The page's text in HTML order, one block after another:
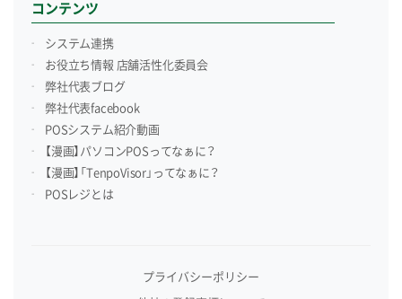
コンテンツ
システム連携
お役立ち情報 店舗活性化委員会
弊社代表ブログ
弊社代表facebook
POSシステム紹介動画
【漫画】パソコンPOSってなぁに？
【漫画】「TenpoVisor」ってなぁに？
POSレジとは
プライバシーポリシー